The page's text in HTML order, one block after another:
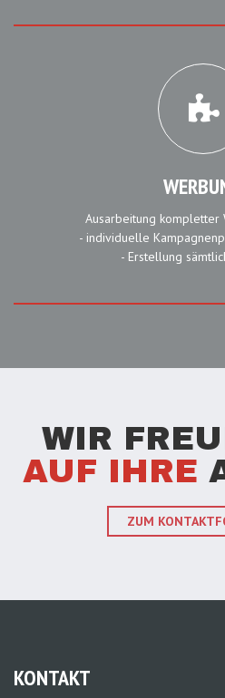
Ausarbeitung kompletter
- individuelle
- Erstellung
WIR
AUF IHRE
ZUM
KONTAKT